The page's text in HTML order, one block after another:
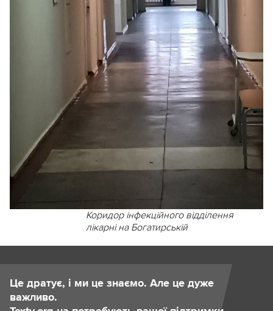
Коридор інфекційного відділення
лікарні на Богатирській
Це дратує, і ми це знаємо. Але це дуже
важливо.